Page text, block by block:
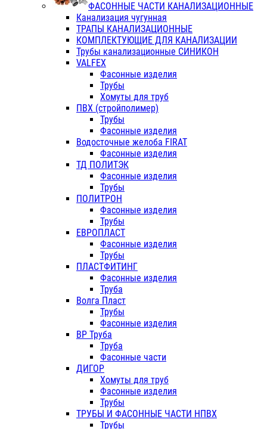
ФАСОННЫЕ ЧАСТИ КАНАЛИЗАЦИОННЫЕ
Канализация чугунная
ТРАПЫ КАНАЛИЗАЦИОННЫЕ
КОМПЛЕКТУЮЩИЕ ДЛЯ КАНАЛИЗАЦИИ
Трубы канализационные СИНИКОН
VALFEX
Фасонные изделия
Трубы
Хомуты для труб
ПВХ (стройполимер)
Трубы
Фасонные изделия
Водосточные желоба FIRAT
Фасонные изделия
ТД ПОЛИТЭК
Фасонные изделия
Трубы
ПОЛИТРОН
Фасонные изделия
Трубы
ЕВРОПЛАСТ
Фасонные изделия
Трубы
ПЛАСТФИТИНГ
Фасонные изделия
Труба
Волга Пласт
Трубы
Фасонные изделия
ВР Труба
Труба
Фасонные части
ДИГОР
Хомуты для труб
Фасонные изделия
Трубы
ТРУБЫ И ФАСОННЫЕ ЧАСТИ НПВХ
Трубы